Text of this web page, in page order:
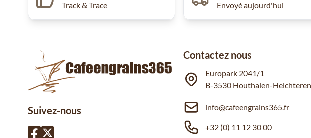
Track & Trace
Envoyé aujourd'hui
Suivez-nous
Contactez nous
Europark 2041/1
B-3530 Houthalen-Helchteren
info@cafeengrains365.fr
+32 (0) 11 12 30 00